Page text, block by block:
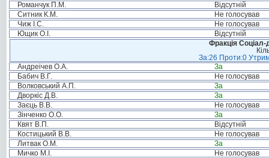
Романчук П.М.
Відсутній
Ситник К.М.
Не голосував
Чиж І.С.
Не голосував
Ющик О.І.
Відсутній
Фракція Соціал-
За:26 Проти:0
Андреічев О.А.
За
Бабич В.Г.
Не голосував
Волковський А.П.
За
Дворкіс Д.В.
За
Заєць В.В.
Не голосував
Зінченко О.О.
За
Квят В.П.
Відсутній
Костицький В.В.
Не голосував
Литвак О.М.
За
Мичко М.І.
Не голосував